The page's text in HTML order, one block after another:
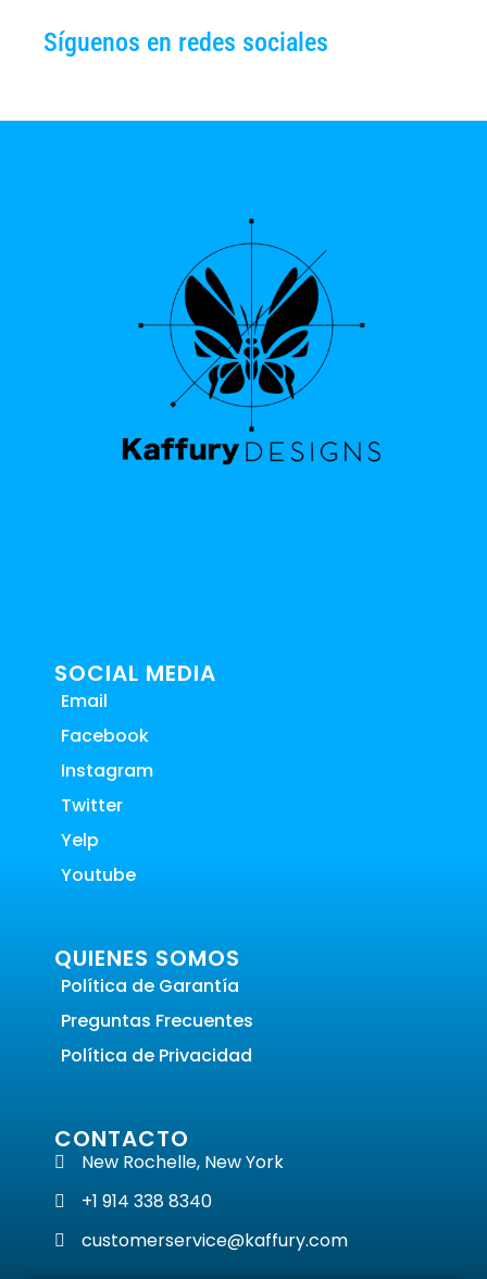
Síguenos en redes sociales
SOCIAL MEDIA
Email
Facebook
Instagram
Twitter
Yelp
Youtube
QUIENES SOMOS
Política de Garantía
Preguntas Frecuentes
Política de Privacidad
CONTACTO
New Rochelle, New York
+1 914 338 8340
customerservice@kaffury.com